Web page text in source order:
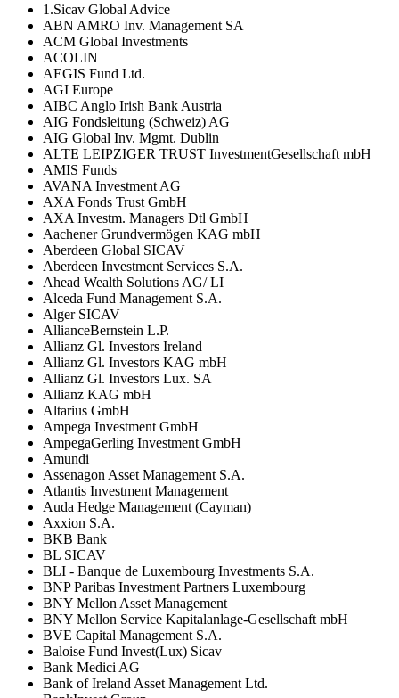
1.Sicav Global Advice
ABN AMRO Inv. Management SA
ACM Global Investments
ACOLIN
AEGIS Fund Ltd.
AGI Europe
AIBC Anglo Irish Bank Austria
AIG Fondsleitung (Schweiz) AG
AIG Global Inv. Mgmt. Dublin
ALTE LEIPZIGER TRUST InvestmentGesellschaft mbH
AMIS Funds
AVANA Investment AG
AXA Fonds Trust GmbH
AXA Investm. Managers Dtl GmbH
Aachener Grundvermögen KAG mbH
Aberdeen Global SICAV
Aberdeen Investment Services S.A.
Ahead Wealth Solutions AG/ LI
Alceda Fund Management S.A.
Alger SICAV
AllianceBernstein L.P.
Allianz Gl. Investors Ireland
Allianz Gl. Investors KAG mbH
Allianz Gl. Investors Lux. SA
Allianz KAG mbH
Altarius GmbH
Ampega Investment GmbH
AmpegaGerling Investment GmbH
Amundi
Assenagon Asset Management S.A.
Atlantis Investment Management
Auda Hedge Management (Cayman)
Axxion S.A.
BKB Bank
BL SICAV
BLI - Banque de Luxembourg Investments S.A.
BNP Paribas Investment Partners Luxembourg
BNY Mellon Asset Management
BNY Mellon Service Kapitalanlage-Gesellschaft mbH
BVE Capital Management S.A.
Baloise Fund Invest(Lux) Sicav
Bank Medici AG
Bank of Ireland Asset Management Ltd.